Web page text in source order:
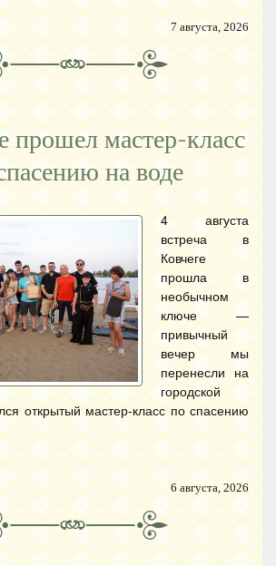
7 августа, 2026
прошел мастер-класс
на воде
4 августа
встреча в
Ковчеге
прошла в
необычном
ключе —
привычный
вечер мы
перенесли на
городской
открытый мастер-класс по спасению
6 августа, 2026